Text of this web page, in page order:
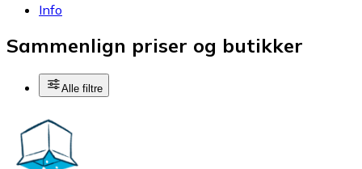
Info
Sammenlign priser og butikker
Alle filtre